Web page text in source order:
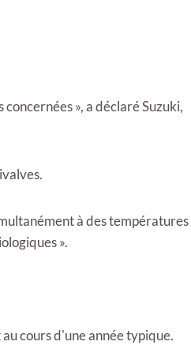
», a déclaré Suzuki,
à des températures
».
cours d'une année typique.